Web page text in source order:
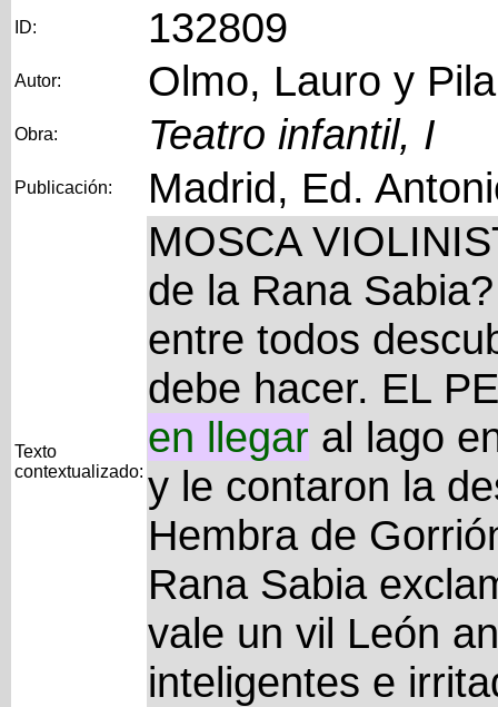
ID: 132809
Autor: Olmo, Lauro y
Obra: Teatro infantil, I
Publicación: Madrid, Ed.
Texto
contextualizado:
MOSCA
de la Rana
entre todos
debe hacer. EL
en llegar al lago
y le contaron la
Hembra de
Rana Sabia
vale un vil León
inteligentes e